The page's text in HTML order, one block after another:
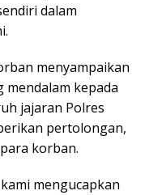
dalam
menyampaikan
mendalam kepada
jajaran Polres
pertolongan,
korban.
mengucapkan